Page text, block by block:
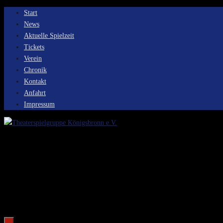
Zum
Inhalt
springen
Start
News
Aktuelle Spielzeit
Tickets
Verein
Chronik
Kontakt
Anfahrt
Impressum